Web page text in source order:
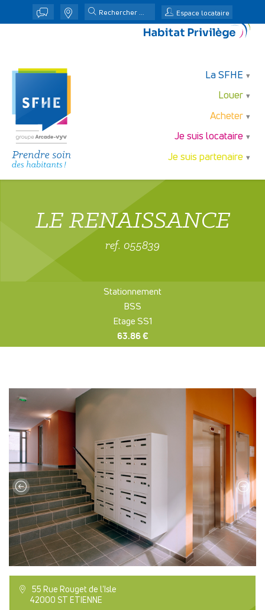
j n Espace locataire
La SFHE
Louer
Acheter
Je suis locataire
Je suis partenaire
LE RENAISSANCE
ref. 055839
Stationnement
BSS
Etage SS1
63.86 €
a
55 Rue Rouget de l'Isle
42000 ST ETIENNE